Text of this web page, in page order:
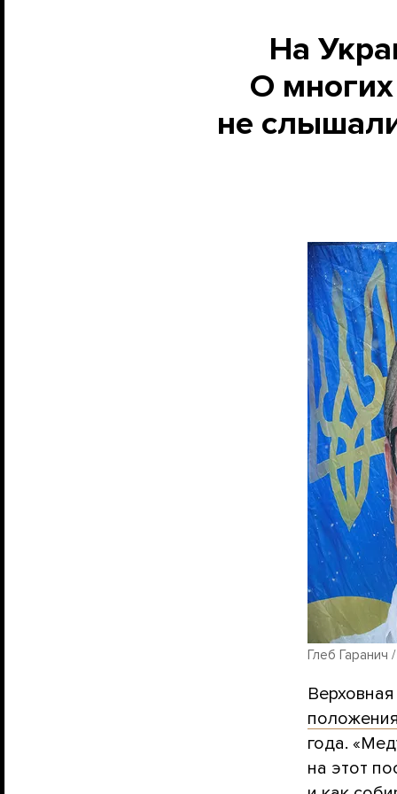
На
О
не
Глеб Гаранич
года.
на этот